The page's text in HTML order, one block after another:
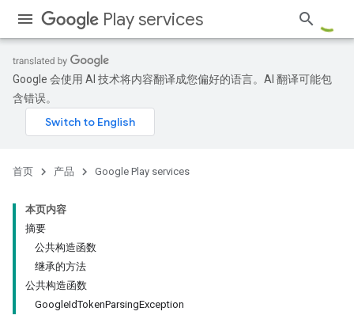
Play services
Google 会使用 AI 技术将内容翻译成您偏好的语言。AI 翻译可能包
含错误。
首页 产品 Google Play services
本页内容
摘要
公共构造函数
继承的方法
公共构造函数
GoogleIdTokenParsingException